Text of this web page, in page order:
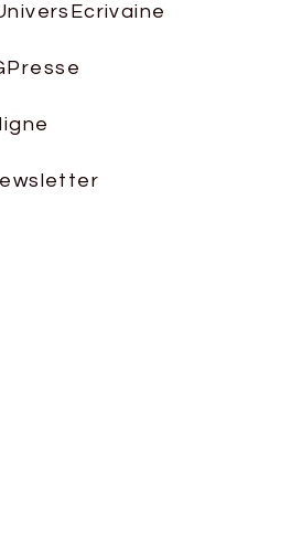
Ecrivaine
Presse